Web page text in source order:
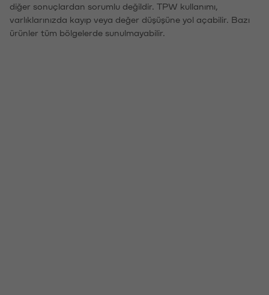
diğer sonuçlardan sorumlu değildir. TPW kullanımı,
varlıklarınızda kayıp veya değer düşüşüne yol açabilir. Bazı
ürünler tüm bölgelerde sunulmayabilir.